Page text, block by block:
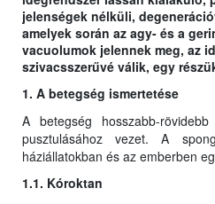
jelenségek nélküli,
amelyek során az agy- és a
vacuolumok jelennek meg, az
szivacsszerűvé válik, egy
1. A betegség ismertetése
A betegség hosszabb-
pusztulásához vezet. A
háziállatokban és az emberben
1.1. Kóroktan